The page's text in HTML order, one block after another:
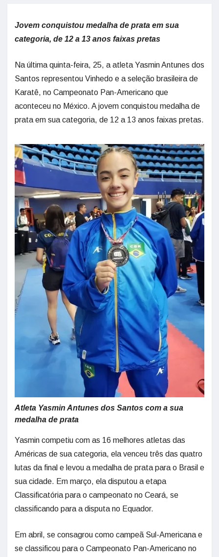
Jovem conquistou medalha de prata em sua
categoria, de 12 a 13 anos faixas pretas
Na última quinta-feira, 25, a atleta Yasmin Antunes dos
Santos representou Vinhedo e a seleção brasileira de
Karatê, no Campeonato Pan-Americano que
aconteceu no México. A jovem conquistou medalha de
prata em sua categoria, de 12 a 13 anos faixas pretas.
Atleta Yasmin Antunes dos Santos com a sua
medalha de prata
Yasmin competiu com as 16 melhores atletas das
Américas de sua categoria, ela venceu três das quatro
lutas da final e levou a medalha de prata para o Brasil e
sua cidade. Em março, ela disputou a etapa
Classificatória para o campeonato no Ceará, se
classificando para a disputa no Equador.
Em abril, se consagrou como campeã Sul-Americana e
se classificou para o Campeonato Pan-Americano no